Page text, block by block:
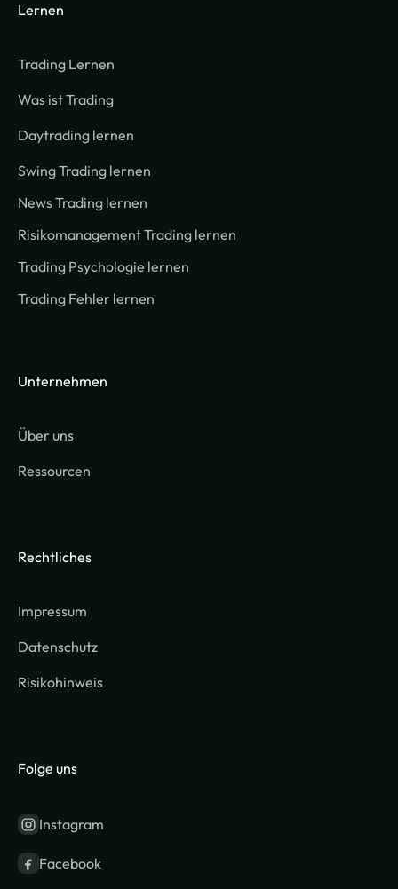
Lernen
Trading Lernen
Was ist Trading
Daytrading lernen
Swing Trading lernen
News Trading lernen
Risikomanagement Trading lernen
Trading Psychologie lernen
Trading Fehler lernen
Unternehmen
Über uns
Ressourcen
Rechtliches
Impressum
Datenschutz
Risikohinweis
Folge uns
Instagram
Facebook